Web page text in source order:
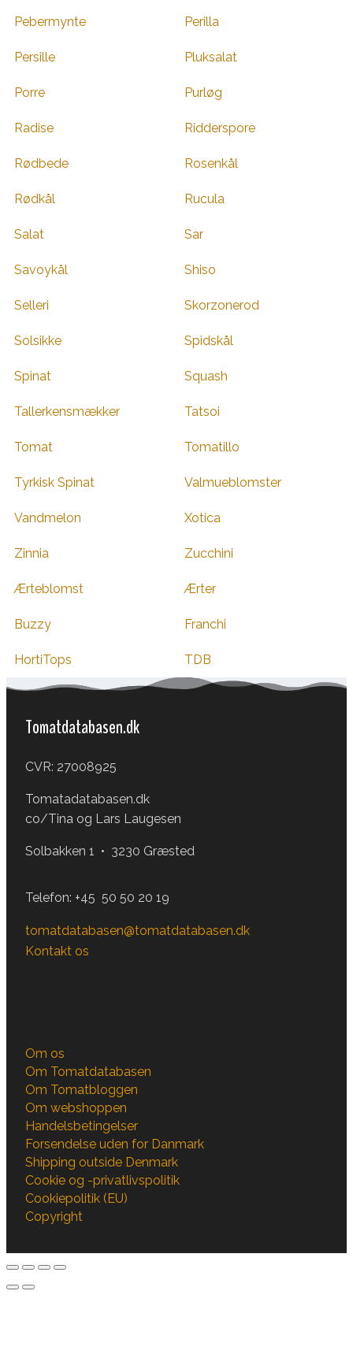
Pebermynte Perilla
Persille Pluksalat
Porre Purløg
Radise Ridderspore
Rødbede Rosenkål
Rødkål Rucula
Salat Sar
Savoykål Shiso
Selleri Skorzonerod
Solsikke Spidskål
Spinat Squash
Tallerkensmækker Tatsoi
Tomat Tomatillo
Tyrkisk Spinat Valmueblomster
Vandmelon Xotica
Zinnia Zucchini
Ærteblomst Ærter
Buzzy Franchi
HortiTops TDB
Tomatdatabasen.dk
CVR: 27008925
Tomatadatabasen.dk
co/Tina og Lars Laugesen
Solbakken 1 • 3230 Græsted
Telefon: +45 50 50 20 19
tomatdatabasen@tomatdatabasen.dk
Kontakt os
Om os
Om Tomatdatabasen
Om Tomatbloggen
Om webshoppen
Handelsbetingelser
Forsendelse uden for Danmark
Shipping outside Denmark
Cookie og -privatlivspolitik
Cookiepolitik (EU)
Copyright